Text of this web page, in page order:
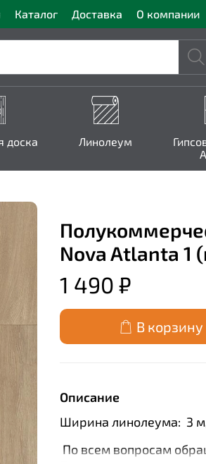
Каталог Доставка О компании
доска Линолеум
Nova Atlanta 1
1 490 ₽
В корзину
Описание
Ширина линолеума: 3
По всем вопросам